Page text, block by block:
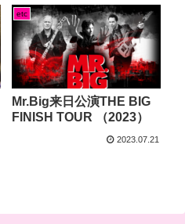
etc
Mr.Big来日公演THE BIG
FINISH TOUR （2023）
2023.07.21